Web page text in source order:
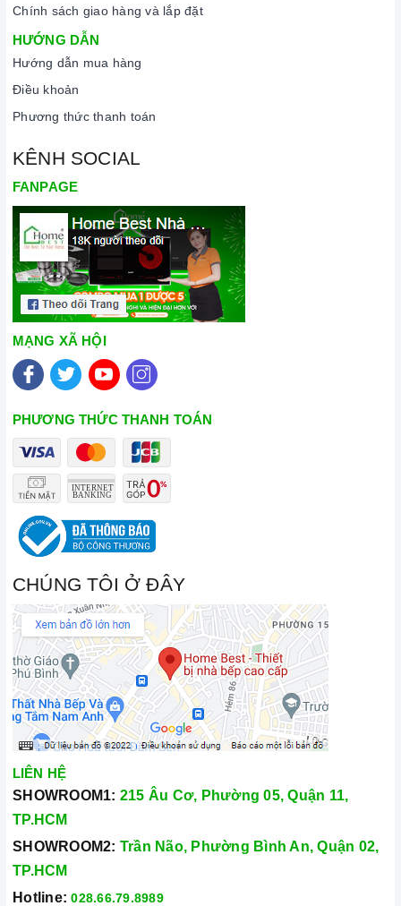
Chính sách giao hàng và lắp đặt
HƯỚNG DẪN
Hướng dẫn mua hàng
Điều khoản
Phương thức thanh toán
KÊNH SOCIAL
FANPAGE
MẠNG XÃ HỘI
PHƯƠNG THỨC THANH TOÁN
CHÚNG TÔI Ở ĐÂY
LIÊN HỆ
SHOWROOM1: 215 Âu Cơ, Phường 05, Quận 11,
TP.HCM
SHOWROOM2: Trần Não, Phường Bình An, Quận 02,
TP.HCM
Hotline: 028.66.79.8989